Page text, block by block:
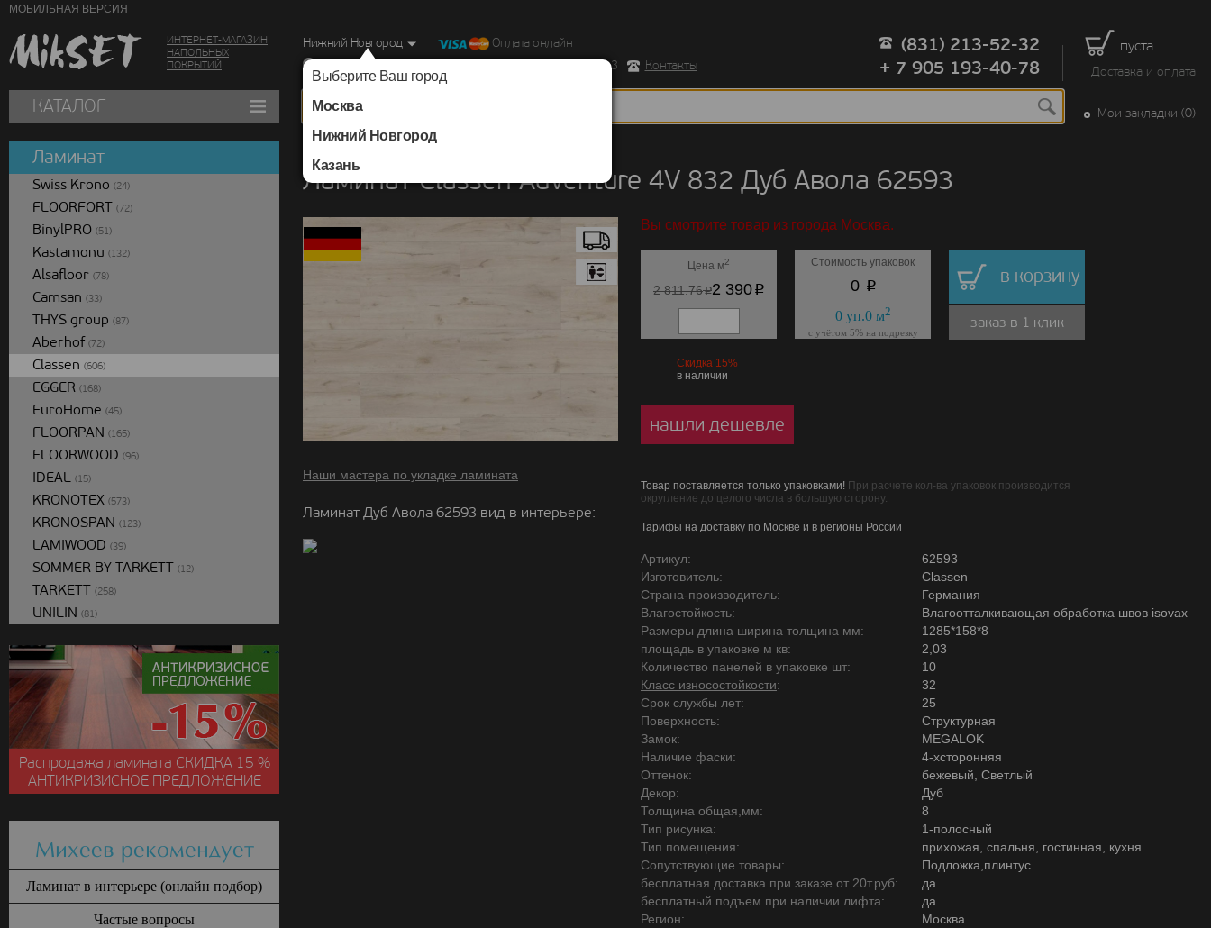
МОБИЛЬНАЯ ВЕРСИЯ
ИНТЕРНЕТ-МАГАЗИН
НАПОЛЬНЫХ
ПОКРЫТИЙ
пуста
Доставка и оплата
Нижний Новгород
Выберите Ваш город
Москва
Нижний Новгород
Казань
Оплата онлайн
г. Нижний Новгород, Ул. Республиканская д.43 корпус 3
Контакты
(831) 213-52-32
+ 7 905 193-40-78
КАТАЛОГ Мои закладки (0)
Ламинат Classen Adventure 4V 832 Дуб Авола 62593
Наши мастера по укладке ламината
Ламинат Дуб Авола 62593 вид в интерьере:
Вы смотрите товар из города Москва.
Цена м2
2 811.76p2 390p
Стоимость упаковок
0 p
0уп.0м2
с учётом 5% на подрезку
в корзину
заказ в 1 клик
Скидка 15%
в наличии
нашли дешевле
Товар поставляется только упаковками! При расчете кол-ва упаковок производится
округление до целого числа в большую сторону.
Тарифы на доставку по Москве и в регионы России
Артикул:
62593
Изготовитель:
Classen
Страна-производитель:
Германия
Влагостойкость:
Влагоотталкивающая обработка швов isovax
Размеры длина ширина толщина мм:
1285*158*8
площадь в упаковке м кв:
2,03
Количество панелей в упаковке шт:
10
Класс износостойкости:
32
Срок службы лет:
25
Поверхность:
Структурная
Замок:
MEGALOK
Наличие фаски:
4-хсторонняя
Оттенок:
бежевый, Светлый
Декор:
Дуб
Толщина общая,мм:
8
Тип рисунка:
1-полосный
Тип помещения:
прихожая, спальня, гостинная, кухня
Сопутствующие товары:
Подложка,плинтус
бесплатная доставка при заказе от 20т.руб:
да
бесплатный подъем при наличии лифта:
да
Регион:
Москва
Ламинат
Swiss Krono (24)
FLOORFORT (72)
BinylPRO (51)
Kastamonu (132)
Alsafloor (78)
Camsan (33)
THYS group (87)
Aberhof (72)
Classen (606)
EGGER (168)
EuroHome (45)
FLOORPAN (165)
FLOORWOOD (96)
IDEAL (15)
KRONOTEX (573)
KRONOSPAN (123)
LAMIWOOD (39)
SOMMER BY TARKETT (12)
TARKETT (258)
UNILIN (81)
Распродажа ламината СКИДКА15 %
АНТИКРИЗИСНОЕ ПРЕДЛОЖЕНИЕ
Михеев рекомендует
Ламинат в интерьере (онлайн подбор)
Частые вопросы